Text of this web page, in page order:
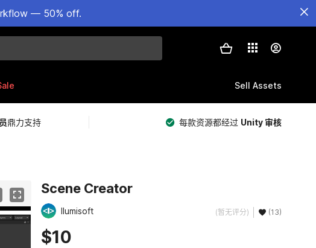
— 50% off.
Sell Assets
鼎力支持 每款资源都经过 Unity 审核
Scene Creator
Ilumisoft (暂无评分) (13)
$10